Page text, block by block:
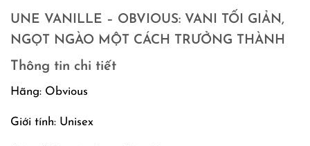
UNE VANILLE – OBVIOUS: VANI TỐI GIẢN,
NGỌT NGÀO MỘT CÁCH TRƯỞNG THÀNH
Thông tin chi tiết
Hãng: Obvious
Giới tính: Unisex